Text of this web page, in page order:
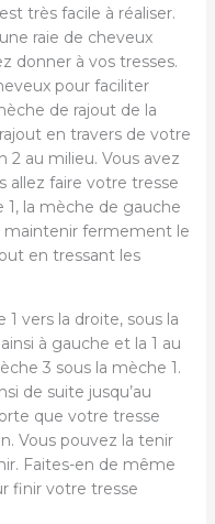
très facile à réaliser.
raie de cheveux
donner à vos tresses.
pour faciliter
de rajout de la
en travers de votre
2 au milieu. Vous avez
allez faire votre tresse
la mèche de gauche
maintenir fermement le
en tressant les
vers la droite, sous la
à gauche et la 1 au
3 sous la mèche 1.
de suite jusqu’au
que votre tresse
Vous pouvez la tenir
Faites-en de même
finir votre tresse